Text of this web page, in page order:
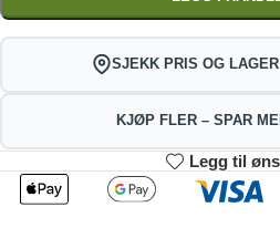
SJEKK PRIS OG
KJØP FLER – SPAR
2
309.87
kr
Legg til